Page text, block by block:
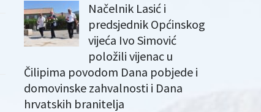
Načelnik Lasić i
predsjednik Općinskog
vijeća Ivo Simović
položili vijenac u
Čilipima povodom Dana pobjede i
domovinske zahvalnosti i Dana
hrvatskih branitelja